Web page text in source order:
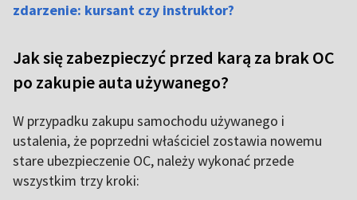
zdarzenie: kursant czy instruktor?
Jak się zabezpieczyć przed karą za brak OC
po zakupie auta używanego?
W przypadku zakupu samochodu używanego i
ustalenia, że poprzedni właściciel zostawia nowemu
stare ubezpieczenie OC, należy wykonać przede
wszystkim trzy kroki: